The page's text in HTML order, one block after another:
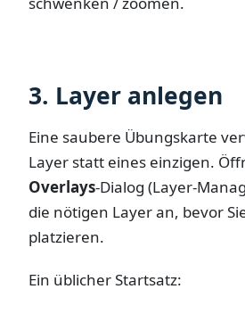
3. Layer anlegen
Eine saubere Übungskarte
Layer statt eines einzigen.
Overlays-Dialog (Layer-
die nötigen Layer an, bevor
platzieren.
Ein üblicher Startsatz: